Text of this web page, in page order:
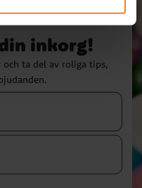
inkorg!
och ta del av roliga tips,